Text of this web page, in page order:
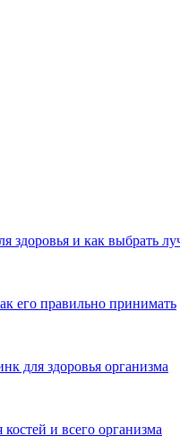
и как выбрать
его правильно принимать
для здоровья организма
и всего организма